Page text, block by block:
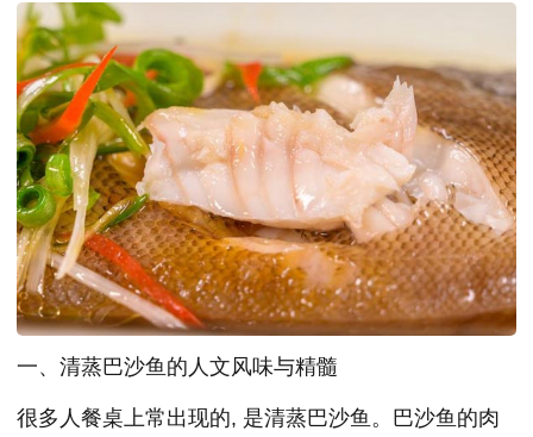
一、清蒸巴沙鱼的人文风味与精髓
很多人餐桌上常出现的, 是清蒸巴沙鱼。巴沙鱼的肉